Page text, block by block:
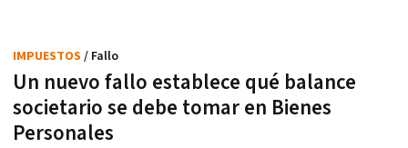
Un nuevo fallo establece qué balance
societario se debe tomar en Bienes
Personales
IMPUESTOS / Fallo